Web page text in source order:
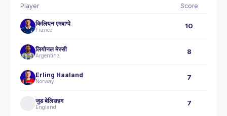
Player Score
किलियन एमबाप्पे
France 10
लियोनल मेस्सी
Argentina 8
Erling Haaland
Norway 7
जुड बेलिङहम
England 7